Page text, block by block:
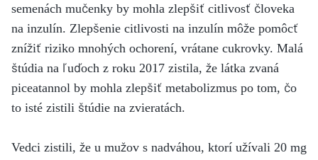
semenách mučenky by mohla zlepšiť citlivosť človeka
na inzulín. Zlepšenie citlivosti na inzulín môže pomôcť
znížiť riziko mnohých ochorení, vrátane cukrovky. Malá
štúdia na ľuďoch z roku 2017 zistila, že látka zvaná
piceatannol by mohla zlepšiť metabolizmus po tom, čo
to isté zistili štúdie na zvieratách.
Vedci zistili, že u mužov s nadváhou, ktorí užívali 20 mg